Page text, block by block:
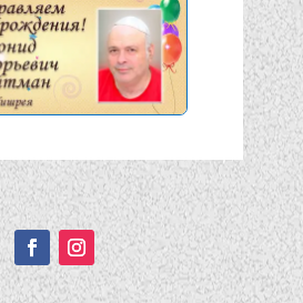
Подписывайтесь!